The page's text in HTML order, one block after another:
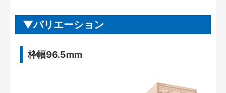
バリエーション
枠幅96.5mm